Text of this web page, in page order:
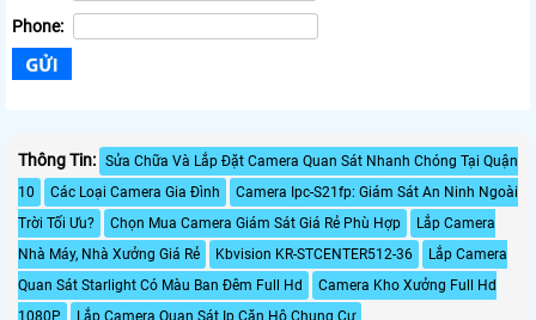
Phone:
Thông Tin: Sửa Chữa Và Lắp Đặt Camera Quan Sát Nhanh Chóng Tại Quận
10
Các Loại Camera Gia Đình
Camera Ipc-S21fp: Giám Sát An Ninh Ngoài
Trời Tối Ưu?
Chọn Mua Camera Giám Sát Giá Rẻ Phù Hợp
Lắp Camera
Nhà Máy, Nhà Xưởng Giá Rẻ
Kbvision KR-STCENTER512-36
Lắp Camera
Quan Sát Starlight Có Màu Ban Đêm Full Hd
Camera Kho Xưởng Full Hd
1080P
Lắp Camera Quan Sát Ip Căn Hộ Chung Cư